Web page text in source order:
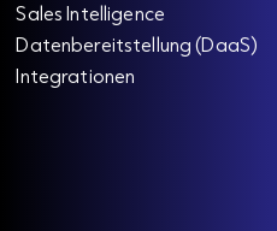
Sales Intelligence
Datenbereitstellung (DaaS)
Integrationen